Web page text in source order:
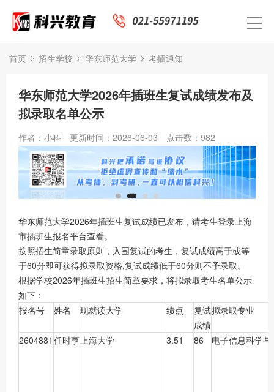
首页 招生学校 华东师范大学 考插通知
华东师范大学2026年插班生复试成绩发布及
拟录取名单公示
作者：小科 更新时间：2026-06-03 点击数： 982
华东师范大学2026年插班生复试成绩已发布，请考生登录上海
市插班生报名平台查看。
按照招生简章录取原则，入围复试的考生，复试成绩高于或等
于60分即可获得拟录取资格,复试成绩低于60分则不予录取。
根据学校2026年插班生招生简章要求，将拟录取考生名单公示
如下：
报名号
姓名 现就读大学 绩点
复试
成绩
拟录取专业
2604881 任时亨 上海大学 3.51 86 电子信息科学与